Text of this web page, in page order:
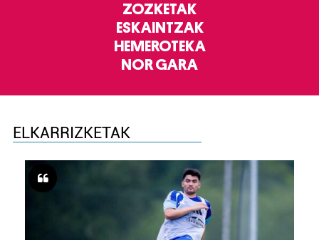
ZOZKETAK
ESKAINTZAK
HEMEROTEKA
NOR GARA
ELKARRIZKETAK